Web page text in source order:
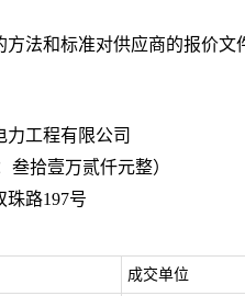
方法和标准对供应商的报价
力工程有限公司
叁拾壹万贰仟元整）
珠路197号
成交单位